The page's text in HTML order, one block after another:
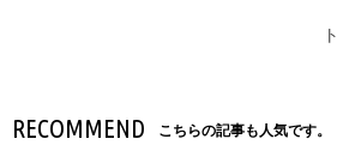
RECOMMEND こちらの記事も人気です。